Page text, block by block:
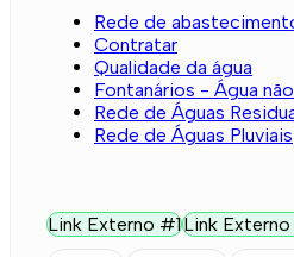
Rede de
Contratar
Qualidade da água
Fontanários - Água
Rede de Águas
Rede de Águas Pluviais
Link Externo #1Link